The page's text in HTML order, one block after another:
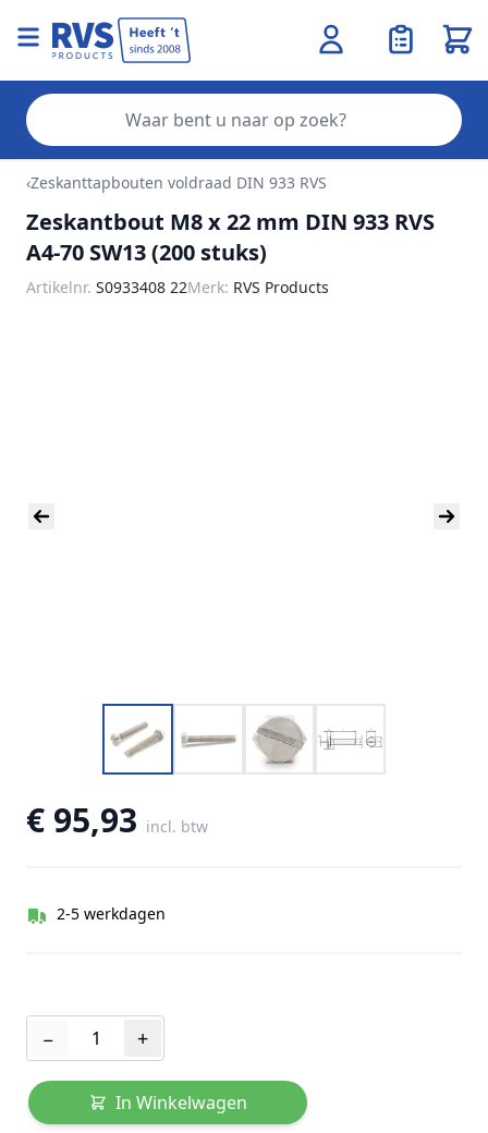
Ga naar de inhoud
‹Zeskanttapbouten voldraad DIN 933 RVS
Zeskantbout M8 x 22 mm DIN 933 RVS
A4-70 SW13 (200 stuks)
Artikelnr. S0933408 22Merk: RVS Products
€ 95,93 incl. btw
2-5 werkdagen
− +
In Winkelwagen